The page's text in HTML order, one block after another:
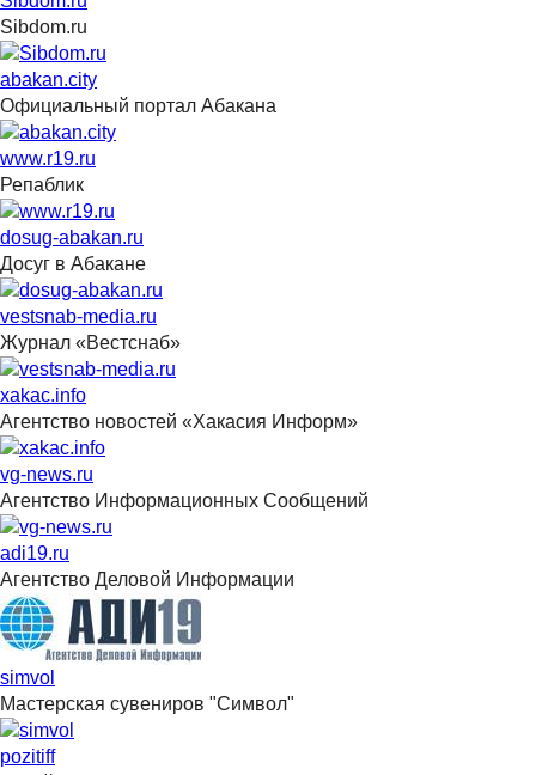
Sibdom.ru
abakan.city
Официальный портал Абакана
www.r19.ru
Репаблик
dosug-abakan.ru
Досуг в Абакане
vestsnab-media.ru
Журнал «Вестснаб»
xakac.info
Агентство новостей «Хакасия Информ»
vg-news.ru
Агентство Информационных Сообщений
adi19.ru
Агентство Деловой Информации
simvol
Мастерская сувениров "Символ"
pozitiff